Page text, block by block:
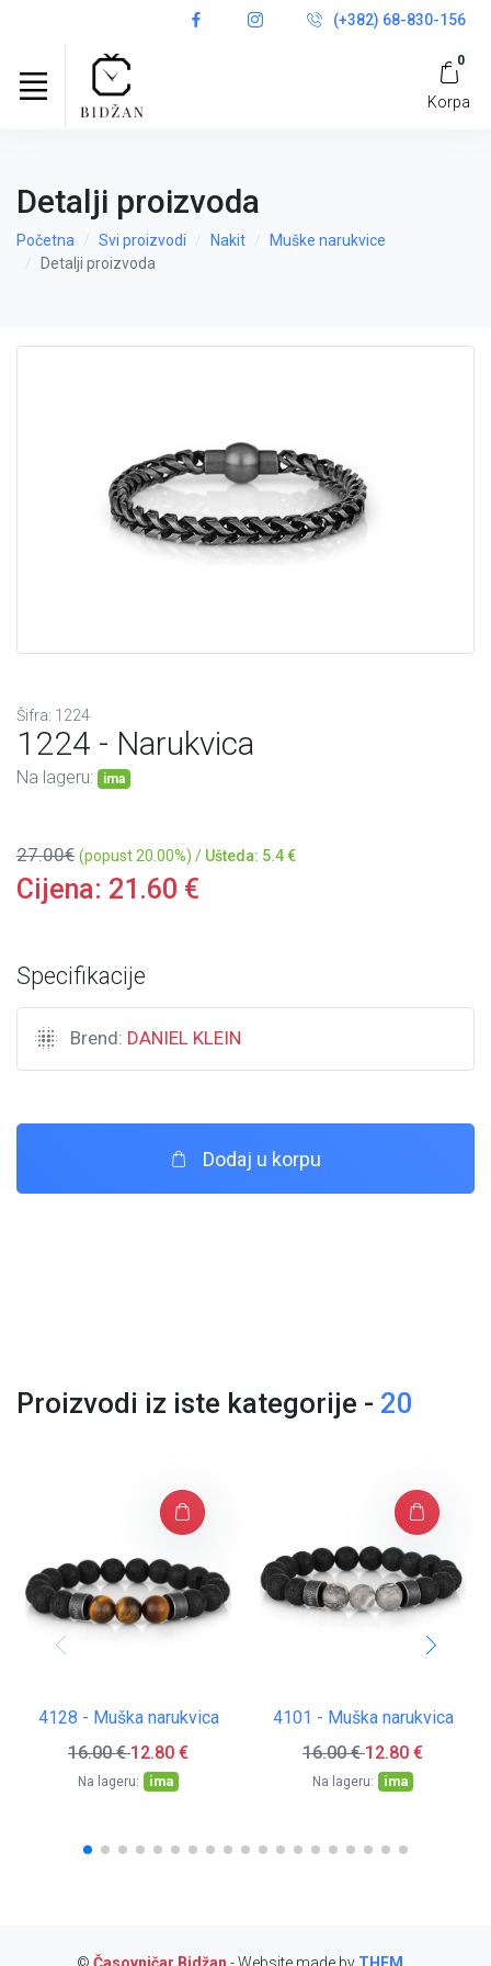
(+382) 68-830-156
0
Korpa
Detalji proizvoda
Početna Svi proizvodi Nakit
Muške narukvice
Detalji proizvoda
Šifra: 1224
1224 - Narukvica
Na lageru: ima
27.00€ (popust 20.00%) / Ušteda: 5.4 €
Cijena: 21.60 €
Specifikacije
Brend: DANIEL KLEIN
Dodaj u korpu
Proizvodi iz iste kategorije - 20
4128 - Muška narukvica
16.00€ 12.80 €
Na lageru: ima
4101 - Muška narukvica
16.00€ 12.80 €
Na lageru: ima